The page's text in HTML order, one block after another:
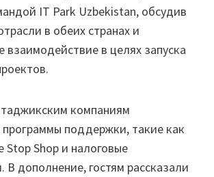
IT Park Uzbekistan, обсудив
в обеих странах и
взаимодействие в целях запуска
таджикским компаниям
поддержки, такие как
Stop Shop и налоговые
В дополнение, гостям рассказали